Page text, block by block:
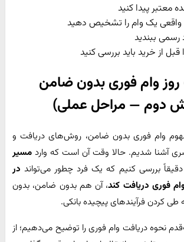
معتبر پیدا کنید
یک وام را تشخیص دهید
رسمی ببندید
قبل از خرید باید بررسی کنید
وام فوری بدون ضامن
دوم — مراحل عملی)
وام فوری بدون ضامن، روش‌های دریافت و
آشنا شدیم. حالا وقت آن است که وارد مسیر
بررسی کنیم که یک فرد چطور می‌تواند در
، آن هم بدون ضامن، بدون
طی کردن فرآیندهای پیچیده بانکی.
نحوه دریافت وام فوری را توضیح می‌دهیم؛ از